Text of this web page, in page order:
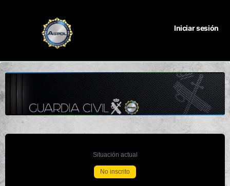
Iniciar sesión
Situación actual
No inscrito